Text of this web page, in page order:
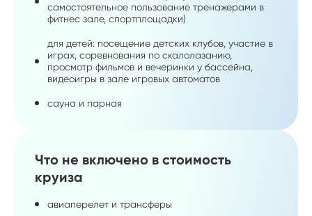
самостоятельное пользование тренажерами в
фитнес зале, спортплощадки)
для детей: посещение детских клубов, участие в
играх, соревнования по скалолазанию,
просмотр фильмов и вечеринки у бассейна,
видеоигры в зале игровых автоматов
сауна и парная
Что не включено в стоимость
круиза
авиаперелет и трансферы